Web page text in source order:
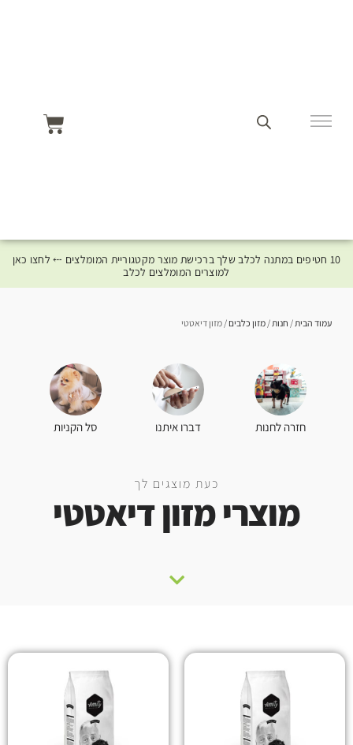
10 חטיפים במתנה לכלב שלך ברכישת מוצר מקטגוריית המומלצים ⤎ לחצו כאן
למוצרים המומלצים לכלב
עמוד הבית / חנות / מזון כלבים / מזון דיאטטי
חזרה לחנות דברו איתנו סל הקניות
כעת מוצגים לך
מוצרי מזון דיאטטי